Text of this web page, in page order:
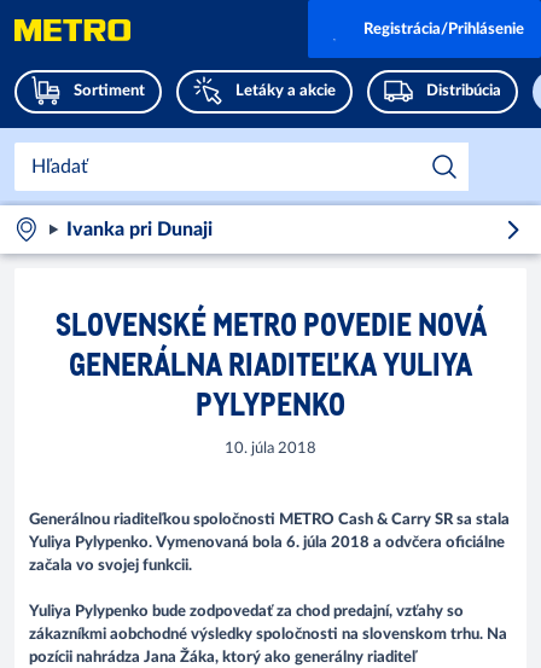
Sortiment Letáky a akcie Distribúcia
Registrácia/Prihlásenie
Ivanka pri Dunaji
SLOVENSKÉ METRO POVEDIE NOVÁ
GENERÁLNA RIADITEĽKA YULIYA
PYLYPENKO
10. júla 2018
Generálnou riaditeľkou spoločnosti METRO Cash & Carry SR sa stala
Yuliya Pylypenko. Vymenovaná bola 6. júla 2018 a odvčera oficiálne
začala vo svojej funkcii.
Yuliya Pylypenko bude zodpovedať za chod predajní, vzťahy so
zákazníkmi aobchodné výsledky spoločnosti na slovenskom trhu. Na
pozícii nahrádza Jana Žáka, ktorý ako generálny riaditeľ